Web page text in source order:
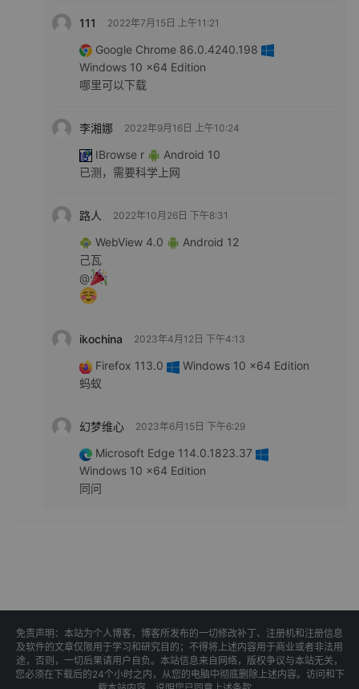
111 2022年7月15日 上午11:21
Google Chrome 86.0.4240.198
Windows 10 x64 Edition
哪里可以下载
李湘娜 2022年9月16日 上午10:24
IBrowse r
Android 10
已测，需要科学上网
路人 2022年10月26日 下午8:31
WebView 4.0
Android 12
己瓦
@
ikochina 2023年4月12日 下午4:13
Firefox 113.0
Windows 10 x64 Edition
蚂蚁
幻梦维心 2023年6月15日 下午6:29
Microsoft Edge 114.0.1823.37
Windows 10 x64 Edition
同问
免责声明：本站为个人博客，博客所发布的一切修改补丁、注册机和注册信息
及软件的文章仅限用于学习和研究目的；不得将上述内容用于商业或者非法用
途，否则，一切后果请用户自负。本站信息来自网络，版权争议与本站无关，
您必须在下载后的24个小时之内，从您的电脑中彻底删除上述内容。访问和下